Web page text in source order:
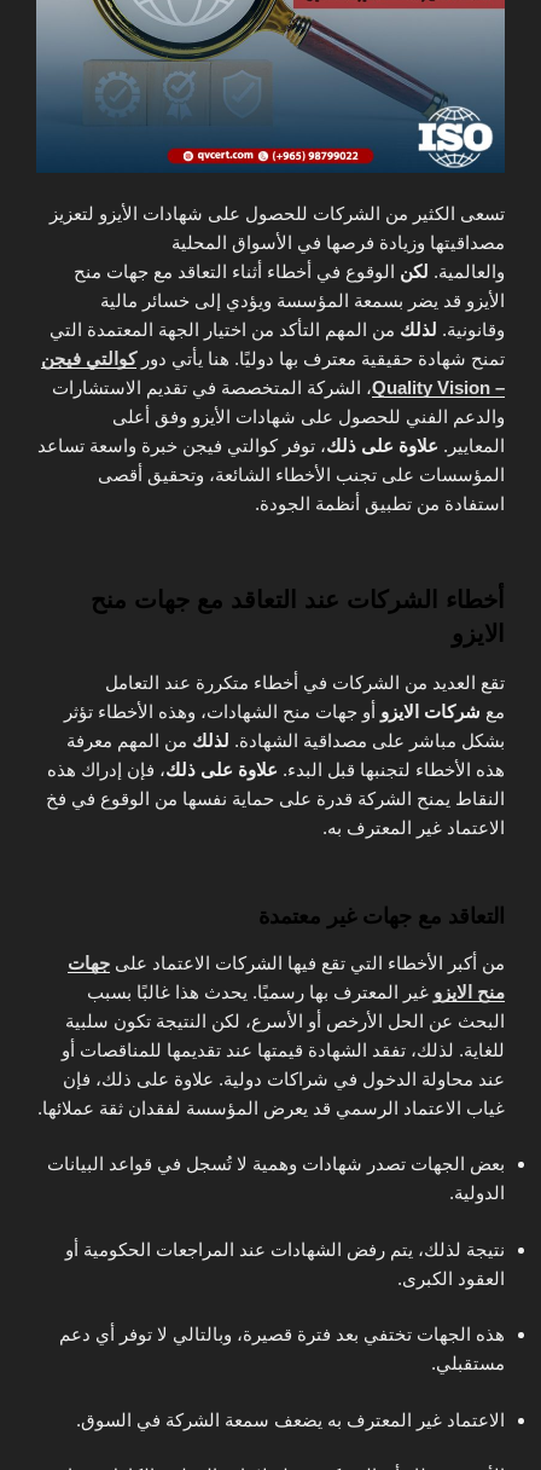
تسعى الكثير من الشركات للحصول على شهادات الأيزو لتعزيز
مصداقيتها وزيادة فرصها في الأسواق المحلية
والعالمية. لكن الوقوع في أخطاء أثناء التعاقد مع جهات منح
الأيزو قد يضر بسمعة المؤسسة ويؤدي إلى خسائر مالية
وقانونية. لذلك من المهم التأكد من اختيار الجهة المعتمدة التي
تمنح شهادة حقيقية معترف بها دوليًا. هنا يأتي دوركوالتي فيجن
– Quality Vision
، الشركة المتخصصة في تقديم الاستشارات
والدعم الفني للحصول على شهادات الأيزو وفق أعلى
المعايير. علاوة على ذلك، توفر كوالتي فيجن خبرة واسعة تساعد
المؤسسات على تجنب الأخطاء الشائعة، وتحقيق أقصى
استفادة من تطبيق أنظمة الجودة.
أخطاء الشركات عند التعاقد مع جهات منح
الايزو
تقع العديد من الشركات في أخطاء متكررة عند التعامل
مع شركات الايزو أو جهات منح الشهادات، وهذه الأخطاء تؤثر
بشكل مباشر على مصداقية الشهادة. لذلك من المهم معرفة
هذه الأخطاء لتجنبها قبل البدء. علاوة على ذلك، فإن إدراك هذه
النقاط يمنح الشركة قدرة على حماية نفسها من الوقوع في فخ
الاعتماد غير المعترف به.
التعاقد مع جهات غير معتمدة
من أكبر الأخطاء التي تقع فيها الشركات الاعتماد على جهات
منح الايزو غير المعترف بها رسميًا. يحدث هذا غالبًا بسبب
البحث عن الحل الأرخص أو الأسرع، لكن النتيجة تكون سلبية
للغاية. لذلك، تفقد الشهادة قيمتها عند تقديمها للمناقصات أو
عند محاولة الدخول في شراكات دولية. علاوة على ذلك، فإن
غياب الاعتماد الرسمي قد يعرض المؤسسة لفقدان ثقة عملائها.
بعض الجهات تصدر شهادات وهمية لا تُسجل في قواعد البيانات
الدولية.
نتيجة لذلك، يتم رفض الشهادات عند المراجعات الحكومية أو
العقود الكبرى.
هذه الجهات تختفي بعد فترة قصيرة، وبالتالي لا توفر أي دعم
مستقبلي.
الاعتماد غير المعترف به يضعف سمعة الشركة في السوق.